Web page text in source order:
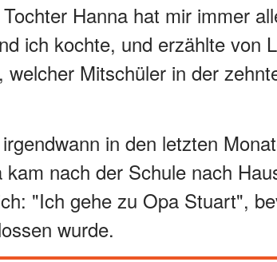
Hanna hat mir immer
ich kochte, und erzählte von
welcher Mitschüler in der
in den letzten
kam nach der Schule nach
"Ich gehe zu Opa Stuart",
wurde.